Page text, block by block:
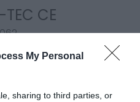
My Personal
sharing to third parties, or
CE
062